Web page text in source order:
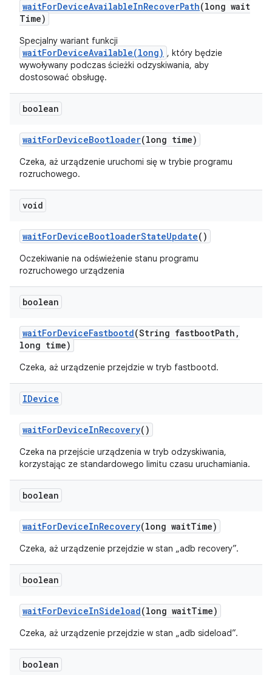
waitForDeviceAvailableInRecoverPath(long wait
Time)
Specjalny wariant funkcji
waitForDeviceAvailable(long) , który będzie
wywoływany podczas ścieżki odzyskiwania, aby
dostosować obsługę.
boolean
waitForDeviceBootloader(long time)
Czeka, aż urządzenie uruchomi się w trybie programu
rozruchowego.
void
waitForDeviceBootloaderStateUpdate()
Oczekiwanie na odświeżenie stanu programu
rozruchowego urządzenia
boolean
waitForDeviceFastbootd(String fastbootPath ,
long time)
Czeka, aż urządzenie przejdzie w tryb fastbootd.
IDevice
waitForDeviceInRecovery()
Czeka na przejście urządzenia w tryb odzyskiwania,
korzystając ze standardowego limitu czasu uruchamiania.
boolean
waitForDeviceInRecovery(long waitTime)
Czeka, aż urządzenie przejdzie w stan „adb recovery”.
boolean
waitForDeviceInSideload(long waitTime)
Czeka, aż urządzenie przejdzie w stan „adb sideload”.
boolean